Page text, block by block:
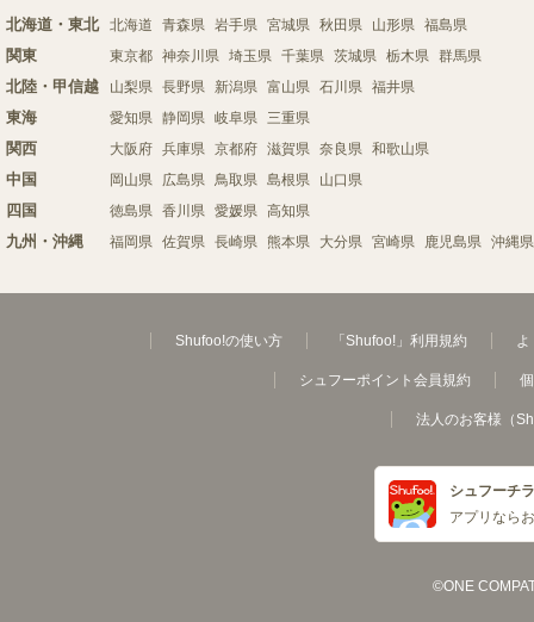
北海道・東北 北海道 青森県 岩手県 宮城県 秋田県 山形県 福島県
関東 東京都 神奈川県 埼玉県 千葉県 茨城県 栃木県 群馬県
北陸・甲信越 山梨県 長野県 新潟県 富山県 石川県 福井県
東海 愛知県 静岡県 岐阜県 三重県
関西 大阪府 兵庫県 京都府 滋賀県 奈良県 和歌山県
中国 岡山県 広島県 鳥取県 島根県 山口県
四国 徳島県 香川県 愛媛県 高知県
九州・沖縄 福岡県 佐賀県 長崎県 熊本県 大分県 宮崎県 鹿児島県 沖縄県
Shufoo!の使い方 「Shufoo!」利用規約 よ
シュフーポイント会員規約
法人のお客様（
シュフーチ
アプリなら
©ONE